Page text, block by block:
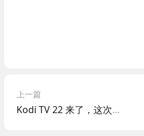
上一篇
Kodi TV 22 来了，这次牙膏挤爆了